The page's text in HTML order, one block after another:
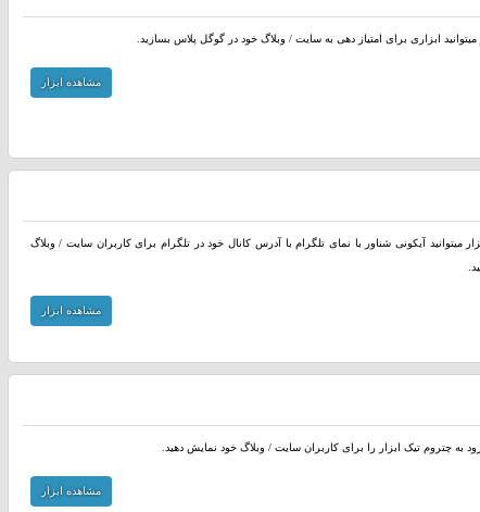
میتوانید ابزاری برای امتیاز دهی به سایت / وبلاگ خود در گوگل پلاس بسازید.
مشاهده ابزار
میتوانید آیکونی شناور با نمای تلگرام با آدرس کانال خود در تلگرام برای کاربران سایت / وبلاگ
مشاهده ابزار
به چتروم تیک ابزار را برای کاربران سایت / وبلاگ خود نمایش دهید.
مشاهده ابزار